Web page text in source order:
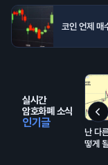
코인 언제 매
실시간
암호화폐 소식
인기글
난 다
떻게